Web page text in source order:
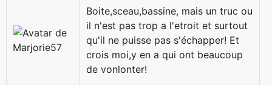
Boite,sceau,bassine, mais un truc ou
il n'est pas trop a l'etroit et surtout
qu'il ne puisse pas s'échapper! Et
crois moi,y en a qui ont beaucoup
de vonlonter!